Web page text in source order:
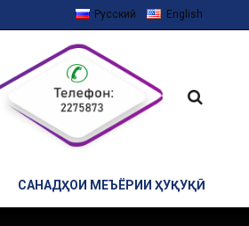
Русский English
САНАДҲОИ МЕЪЁРИИ ҲУҚУҚӢ